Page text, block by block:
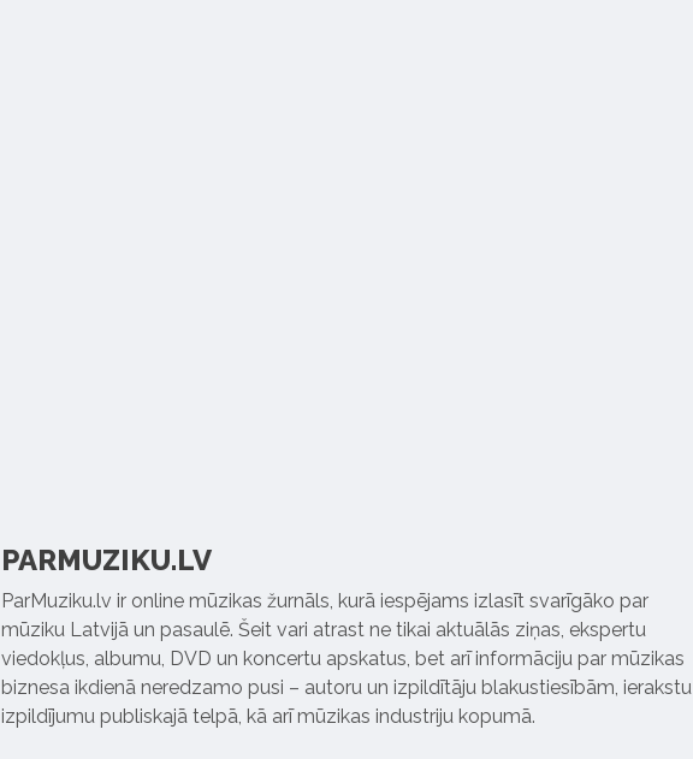
PARMUZIKU.LV
ParMuziku.lv ir online mūzikas žurnāls, kurā iespējams izlasīt svarīgāko par
mūziku Latvijā un pasaulē. Šeit vari atrast ne tikai aktuālās ziņas, ekspertu
viedokļus, albumu, DVD un koncertu apskatus, bet arī informāciju par mūzikas
biznesa ikdienā neredzamo pusi – autoru un izpildītāju blakustiesībām, ierakstu
izpildījumu publiskajā telpā, kā arī mūzikas industriju kopumā.